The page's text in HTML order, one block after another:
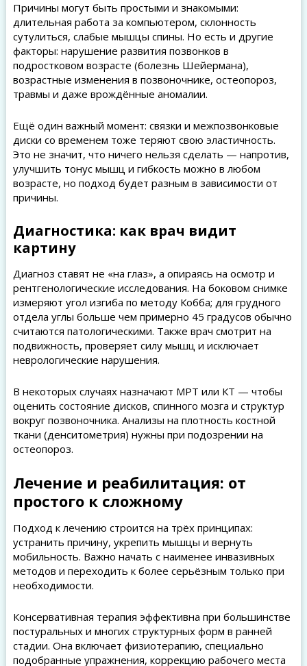
Причины могут быть простыми и знакомыми:
длительная работа за компьютером, склонность
сутулиться, слабые мышцы спины. Но есть и другие
факторы: нарушение развития позвонков в
подростковом возрасте (болезнь Шейермана),
возрастные изменения в позвоночнике, остеопороз,
травмы и даже врождённые аномалии.
Ещё один важный момент: связки и межпозвонковые
диски со временем тоже теряют свою эластичность.
Это не значит, что ничего нельзя сделать — напротив,
улучшить тонус мышц и гибкость можно в любом
возрасте, но подход будет разным в зависимости от
причины.
Диагностика: как врач видит
картину
Диагноз ставят не «на глаз», а опираясь на осмотр и
рентгенологические исследования. На боковом снимке
измеряют угол изгиба по методу Кобба; для грудного
отдела углы больше чем примерно 45 градусов обычно
считаются патологическими. Также врач смотрит на
подвижность, проверяет силу мышц и исключает
неврологические нарушения.
В некоторых случаях назначают МРТ или КТ — чтобы
оценить состояние дисков, спинного мозга и структур
вокруг позвоночника. Анализы на плотность костной
ткани (денситометрия) нужны при подозрении на
остеопороз.
Лечение и реабилитация: от
простого к сложному
Подход к лечению строится на трёх принципах:
устранить причину, укрепить мышцы и вернуть
мобильность. Важно начать с наименее инвазивных
методов и переходить к более серьёзным только при
необходимости.
Консервативная терапия эффективна при большинстве
постуральных и многих структурных форм в ранней
стадии. Она включает физиотерапию, специально
подобранные упражнения, коррекцию рабочего места